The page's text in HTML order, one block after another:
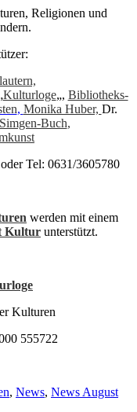
Religionen und
Kulturloge„, Bibliotheks-
, Monika Huber, Dr.
Buch,
oder Tel: 0631/3605780
werden mit einem
Kultur unterstützt.
Kulturen
555722
, News, News August